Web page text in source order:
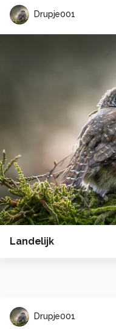
Drupje001
Landelijk
Drupje001